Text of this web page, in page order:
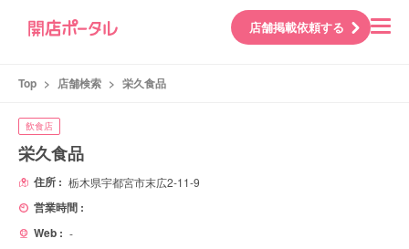
店舗掲載依頼する
Top > 店舗検索 > 栄久食品
飲食店
栄久食品
住所 : 栃木県宇都宮市末広2-11-9
営業時間 :
Web : -